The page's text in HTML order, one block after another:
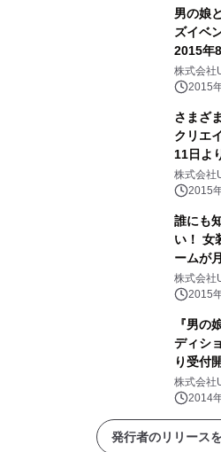
男の娘
ズイベ
2015年
格好禁
集めた
株式会社
2015
さまざ
クリエ
11日よ
株式会社
2015
誰にも
い！ 女
ームが
そっこ
株式会社
2015
『男の
ディシ
り受付
株式会社
2014
発行者のリリース